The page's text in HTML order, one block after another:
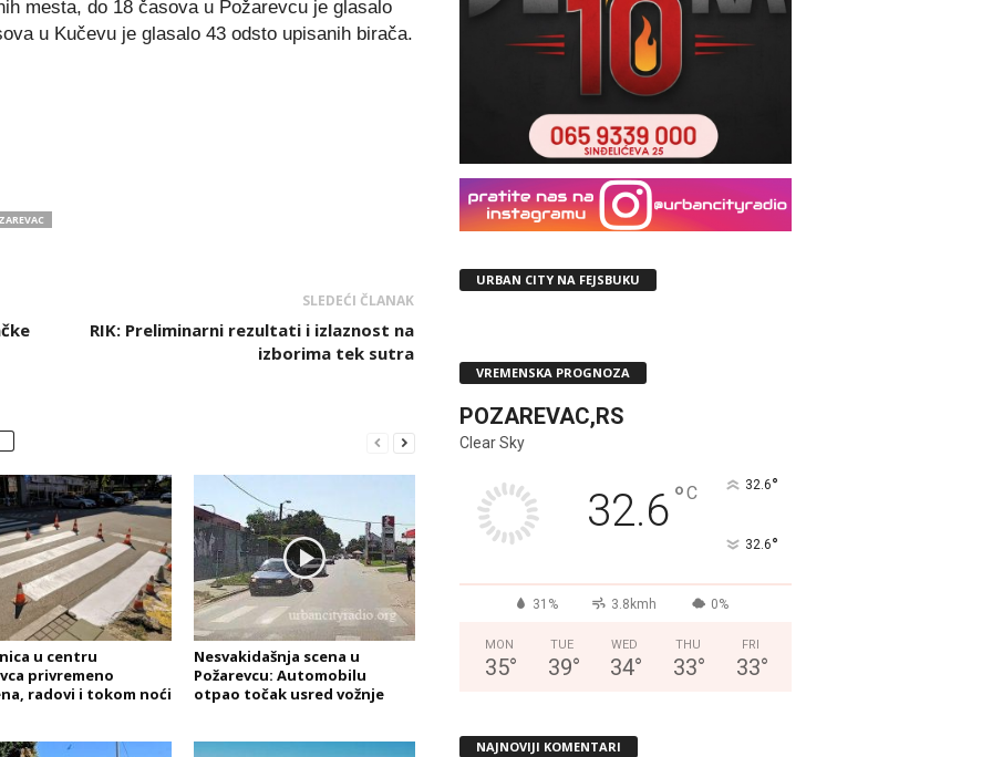
mesta, do 18 časova u Požarevcu je glasalo
u Kučevu je glasalo 43 odsto upisanih birača.
SLEDEĆI ČLANAK
RIK: Preliminarni rezultati i izlaznost na
izborima tek sutra
u centru
privremeno
radovi i tokom noći
Nesvakidašnja scena u
Požarevcu: Automobilu
otpao točak usred vožnje
URBAN CITY NA FEJSBUKU
VREMENSKA PROGNOZA
POZAREVAC,RS
Clear Sky
32.6°C 32.6°
32.6°
31% 3.8kmh 0%
MON
35°
TUE
39°
WED
34°
THU
33°
FRI
33°
NAJNOVIJI KOMENTARI